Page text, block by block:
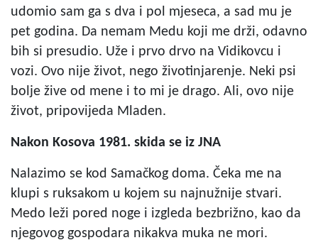
udomio sam ga s dva i pol mjeseca, a sad mu je
pet godina. Da nemam Medu koji me drži, odavno
bih si presudio. Uže i prvo drvo na Vidikovcu i
vozi. Ovo nije život, nego životinjarenje. Neki psi
bolje žive od mene i to mi je drago. Ali, ovo nije
život, pripovijeda Mladen.
Nakon Kosova 1981. skida se iz JNA
Nalazimo se kod Samačkog doma. Čeka me na
klupi s ruksakom u kojem su najnužnije stvari.
Medo leži pored noge i izgleda bezbrižno, kao da
njegovog gospodara nikakva muka ne mori.